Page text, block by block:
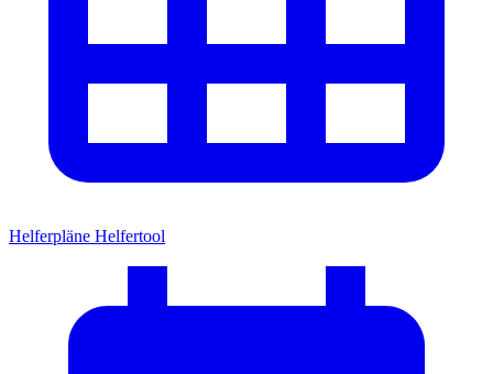
Helferpläne Helfertool